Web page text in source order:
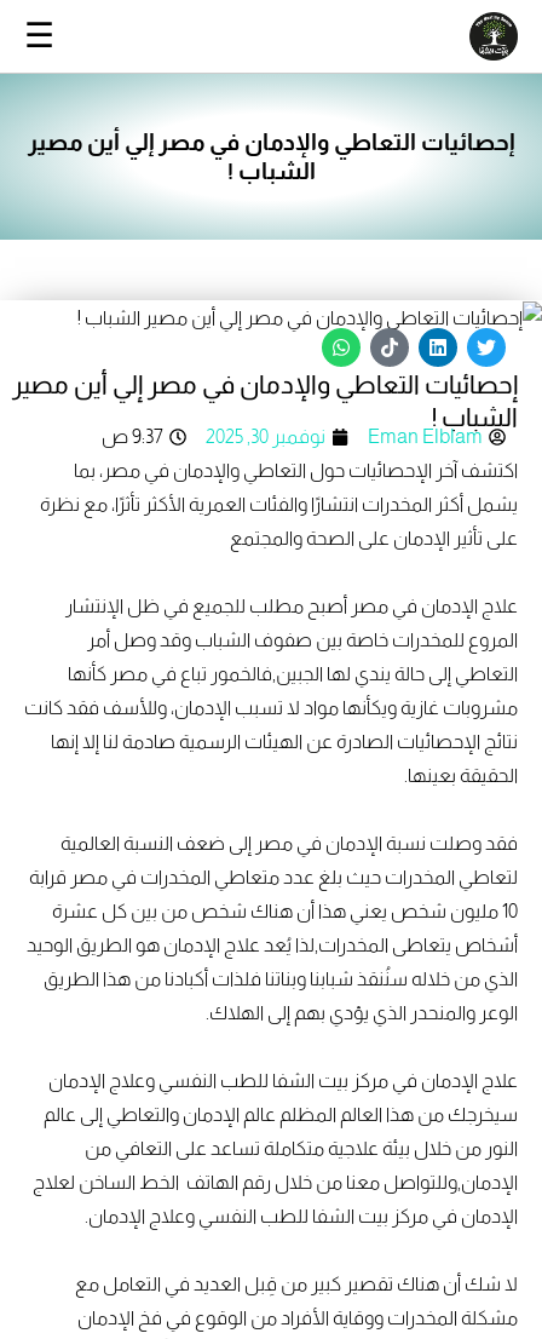
☰
إحصائيات التعاطي والإدمان في مصر إلي أين مصير
الشباب !
T
w
i
t
e
r
L
i
n
e
d
i
n
T
i
k
k
W
h
t
a
p
إحصائيات التعاطي والإدمان في مصر إلي أين مصير
الشباب !
Eman Elblam نوفمبر 30, 2025
9:37 ص
اكتشف آخر الإحصائيات حول التعاطي والإدمان في مصر، بما
يشمل أكثر المخدرات انتشارًا والفئات العمرية الأكثر تأثرًا، مع نظرة
على تأثير الإدمان على الصحة والمجتمع
علاج الإدمان في مصر أصبح مطلب للجميع في ظل الإنتشار
المروع للمخدرات خاصة بين صفوف الشباب وقد وصل أمر
التعاطي إلى حالة يندي لها الجبين,فالخمور تباع في مصر كأنها
مشروبات غازية ويكأنها مواد لا تسبب الإدمان، وللأسف فقد كانت
نتائج الإحصائيات الصادرة عن الهيئات الرسمية صادمة لنا إلا إنها
الحقيقة بعينها.
فقد وصلت نسبة الإدمان في مصر إلى ضعف النسبة العالمية
لتعاطي المخدرات حيث بلغ عدد متعاطي المخدرات في مصر قرابة
10 مليون شخص يعني هذا أن هناك شخص من بين كل عشرة
أشخاص يتعاطى المخدرات,لذا يُعد علاج الإدمان هو الطريق الوحيد
الذي من خلاله سنُنقذ شبابنا وبناتنا فلذات أكبادنا من هذا الطريق
الوعر والمنحدر الذي يؤدي بهم إلى الهلاك.
علاج الإدمان في مركز بيت الشفا للطب النفسي وعلاج الإدمان
سيخرجك من هذا العالم المظلم عالم الإدمان والتعاطي إلى عالم
النور من خلال بيئة علاجية متكاملة تساعد على التعافي من
الإدمان,وللتواصل معنا من خلال رقم الهاتف الخط الساخن لعلاج
الإدمان في مركز بيت الشفا للطب النفسي وعلاج الإدمان.
لا شك أن هناك تقصير كبير من قِبل العديد في التعامل مع
مشكلة المخدرات ووقاية الأفراد من الوقوع في فخ الإدمان